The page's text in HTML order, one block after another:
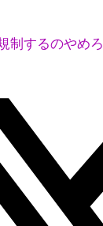
制するのやめろ